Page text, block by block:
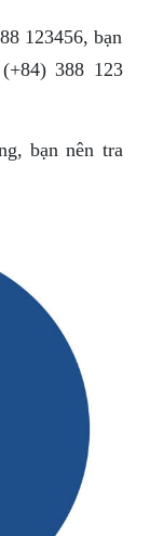
123456, bạn
388 123
bạn nên tra